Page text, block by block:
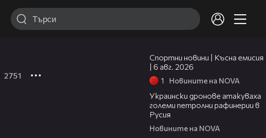
2751
Спортни новини | Късна емисия
| 6 авг. 2026
1 Новините на NOVA
Украински дронове атакуваха
големи петролни рафинерии в
Русия
Новините на NOVA